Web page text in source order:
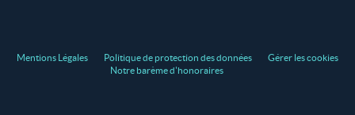
Mentions Légales Politique de protection des données
Gérer les cookies
Notre barème d'honoraires